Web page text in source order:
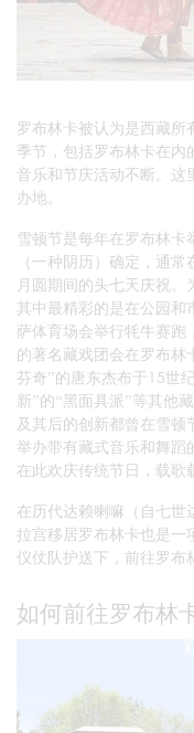
罗布林卡被认为是西藏
季节，包括罗布林卡在内
音乐和节庆活动不断。这
办地。
雪顿节是每年在罗布林卡
（一种阴历）确定，通
月圆期间的头七天庆祝。
其中最精彩的是在公园和
萨体育场会举行牦牛赛跑
的著名藏戏团会在罗布林
芬奇”的唐东杰布于15世
新”的“黑面具派”等其他
及其后的创新都曾在雪顿
举办带有藏式音乐和舞蹈
在此欢庆传统节日，载歌
在历代达赖喇嘛（自七世
拉宫移居罗布林卡也是一
仪仗队护送下，前往罗布
如何前往罗布林